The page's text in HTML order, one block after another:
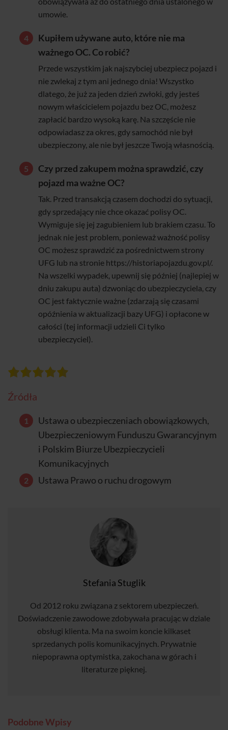
umowie.
Kupiłem używane auto, które nie ma
ważnego OC. Co robić?
Przede wszystkim jak najszybciej ubezpiecz pojazd i
nie zwlekaj z tym ani jednego dnia! Wszystko
dlatego, że już za jeden dzień zwłoki, gdy jesteś
nowym właścicielem pojazdu bez OC, możesz
zapłacić bardzo wysoką karę. Na szczęście nie
odpowiadasz za okres, gdy samochód nie był
ubezpieczony, ale nie był jeszcze Twoją własnością.
Czy przed zakupem można sprawdzić, czy
pojazd ma ważne OC?
Tak. Przed transakcją czasem dochodzi do sytuacji,
gdy sprzedający nie chce okazać polisy OC.
Wymiguje się jej zagubieniem lub brakiem czasu. To
jednak nie jest problem, ponieważ ważność polisy
OC możesz sprawdzić za pośrednictwem strony
UFG lub na stronie https://historiapojazdu.gov.pl/.
Na wszelki wypadek, upewnij się później (najlepiej w
dniu zakupu auta) dzwoniąc do ubezpieczyciela, czy
OC jest faktycznie ważne (zdarzają się czasami
opóźnienia w aktualizacji bazy UFG) i opłacone w
całości (tej informacji udzieli Ci tylko
ubezpieczyciel).
Źródła
Ustawa o ubezpieczeniach obowiązkowych,
Ubezpieczeniowym Funduszu Gwarancyjnym
i Polskim Biurze Ubezpieczycieli
Komunikacyjnych
Ustawa Prawo o ruchu drogowym
Stefania Stuglik
Od 2012 roku związana z sektorem ubezpieczeń.
Doświadczenie zawodowe zdobywała pracując w dziale
obsługi klienta. Ma na swoim koncie kilkaset
sprzedanych polis komunikacyjnych. Prywatnie
niepoprawna optymistka, zakochana w górach i
literaturze pięknej.
Podobne Wpisy